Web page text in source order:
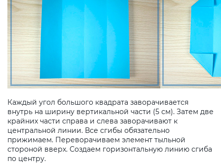
Каждый угол большого квадрата заворачивается
внутрь на ширину вертикальной части (5 см). Затем две
крайних части справа и слева заворачивают к
центральной линии. Все сгибы обязательно
прижимаем. Переворачиваем элемент тыльной
стороной вверх. Создаем горизонтальную линию сгиба
по центру.